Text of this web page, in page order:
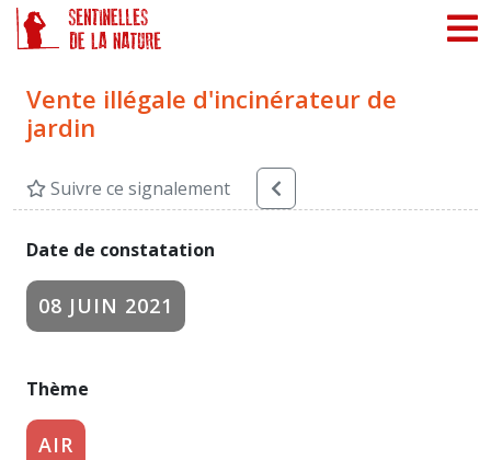
Vente illégale d'incinérateur de
jardin
Suivre ce signalement
Date de constatation
08 JUIN 2021
Thème
AIR
Panneau de gestion des cookies